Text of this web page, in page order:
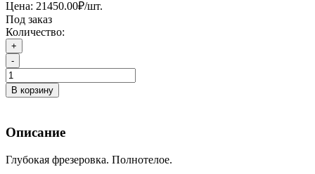
Цена: 21450.00₽/шт.
Под заказ
Количество:
+
-
В корзину
Описание
Глубокая фрезеровка. Полнотелое.